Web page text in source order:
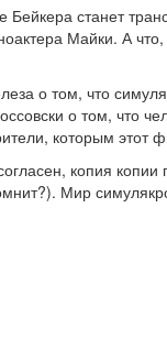
станет
Майки. А
о том, что
о том, что
которым этот
копия
Мир